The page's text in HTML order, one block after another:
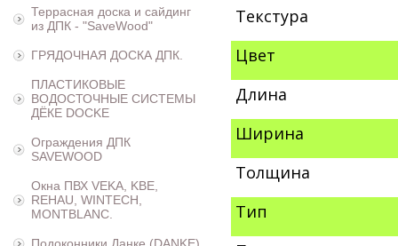
Террасная доска и сайдинг
из ДПК - "SaveWood"
ГРЯДОЧНАЯ ДОСКА ДПК.
ПЛАСТИКОВЫЕ
ВОДОСТОЧНЫЕ СИСТЕМЫ
ДЁКЕ DOCKE
Ограждения ДПК
SAVEWOOD
Окна ПВХ VEKA, KBE,
REHAU, WINTECH,
MONTBLANC.
Текстура
Цвет
Длина
Ширина
Толщина
Тип